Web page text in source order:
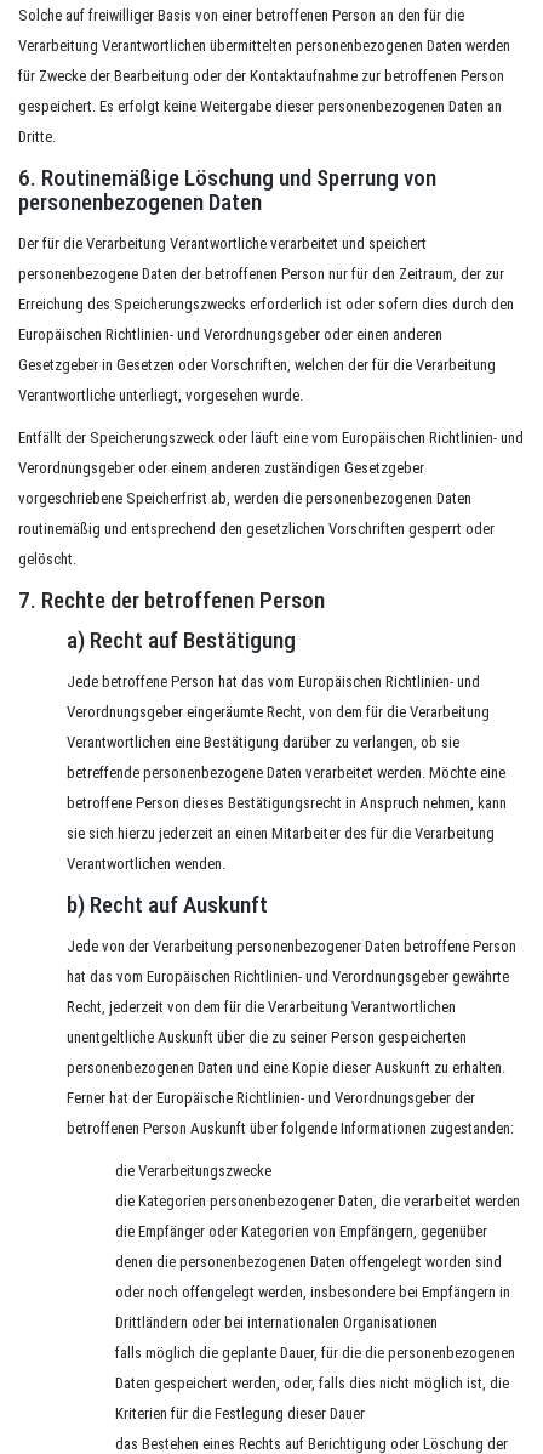
Solche auf freiwilliger Basis von einer betroffenen Person an den für die
Verarbeitung Verantwortlichen übermittelten personenbezogenen Daten werden
für Zwecke der Bearbeitung oder der Kontaktaufnahme zur betroffenen Person
gespeichert. Es erfolgt keine Weitergabe dieser personenbezogenen Daten an
Dritte.
6. Routinemäßige Löschung und Sperrung von
personenbezogenen Daten
Der für die Verarbeitung Verantwortliche verarbeitet und speichert
personenbezogene Daten der betroffenen Person nur für den Zeitraum, der zur
Erreichung des Speicherungszwecks erforderlich ist oder sofern dies durch den
Europäischen Richtlinien- und Verordnungsgeber oder einen anderen
Gesetzgeber in Gesetzen oder Vorschriften, welchen der für die Verarbeitung
Verantwortliche unterliegt, vorgesehen wurde.
Entfällt der Speicherungszweck oder läuft eine vom Europäischen Richtlinien- und
Verordnungsgeber oder einem anderen zuständigen Gesetzgeber
vorgeschriebene Speicherfrist ab, werden die personenbezogenen Daten
routinemäßig und entsprechend den gesetzlichen Vorschriften gesperrt oder
gelöscht.
7. Rechte der betroffenen Person
a) Recht auf Bestätigung
Jede betroffene Person hat das vom Europäischen Richtlinien- und
Verordnungsgeber eingeräumte Recht, von dem für die Verarbeitung
Verantwortlichen eine Bestätigung darüber zu verlangen, ob sie
betreffende personenbezogene Daten verarbeitet werden. Möchte eine
betroffene Person dieses Bestätigungsrecht in Anspruch nehmen, kann
sie sich hierzu jederzeit an einen Mitarbeiter des für die Verarbeitung
Verantwortlichen wenden.
b) Recht auf Auskunft
Jede von der Verarbeitung personenbezogener Daten betroffene Person
hat das vom Europäischen Richtlinien- und Verordnungsgeber gewährte
Recht, jederzeit von dem für die Verarbeitung Verantwortlichen
unentgeltliche Auskunft über die zu seiner Person gespeicherten
personenbezogenen Daten und eine Kopie dieser Auskunft zu erhalten.
Ferner hat der Europäische Richtlinien- und Verordnungsgeber der
betroffenen Person Auskunft über folgende Informationen zugestanden:
die Verarbeitungszwecke
die Kategorien personenbezogener Daten, die verarbeitet werden
die Empfänger oder Kategorien von Empfängern, gegenüber
denen die personenbezogenen Daten offengelegt worden sind
oder noch offengelegt werden, insbesondere bei Empfängern in
Drittländern oder bei internationalen Organisationen
falls möglich die geplante Dauer, für die die personenbezogenen
Daten gespeichert werden, oder, falls dies nicht möglich ist, die
Kriterien für die Festlegung dieser Dauer
das Bestehen eines Rechts auf Berichtigung oder Löschung der